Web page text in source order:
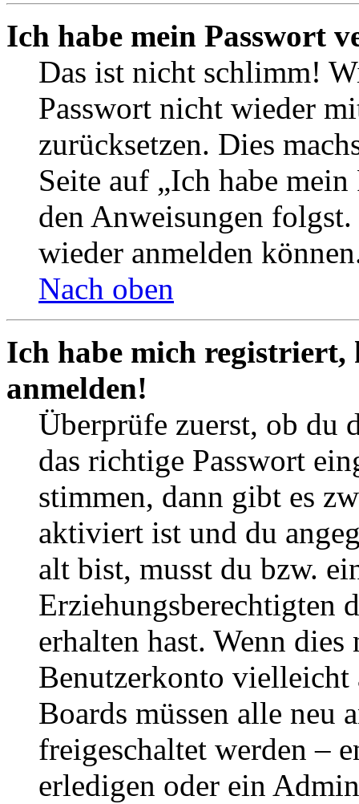
Ich habe mein Passwort
Das ist nicht schlimm!
Passwort nicht wieder
zurücksetzen. Dies
Seite auf „Ich habe
den Anweisungen
wieder anmelden
Nach oben
Ich habe mich
anmelden!
Überprüfe zuerst, ob du
das richtige Passwort
stimmen, dann gibt es
aktiviert ist und du
alt bist, musst du bzw.
Erziehungsberechtigten
erhalten hast. Wenn
Benutzerkonto
Boards müssen alle neu
freigeschaltet werden –
erledigen oder ein